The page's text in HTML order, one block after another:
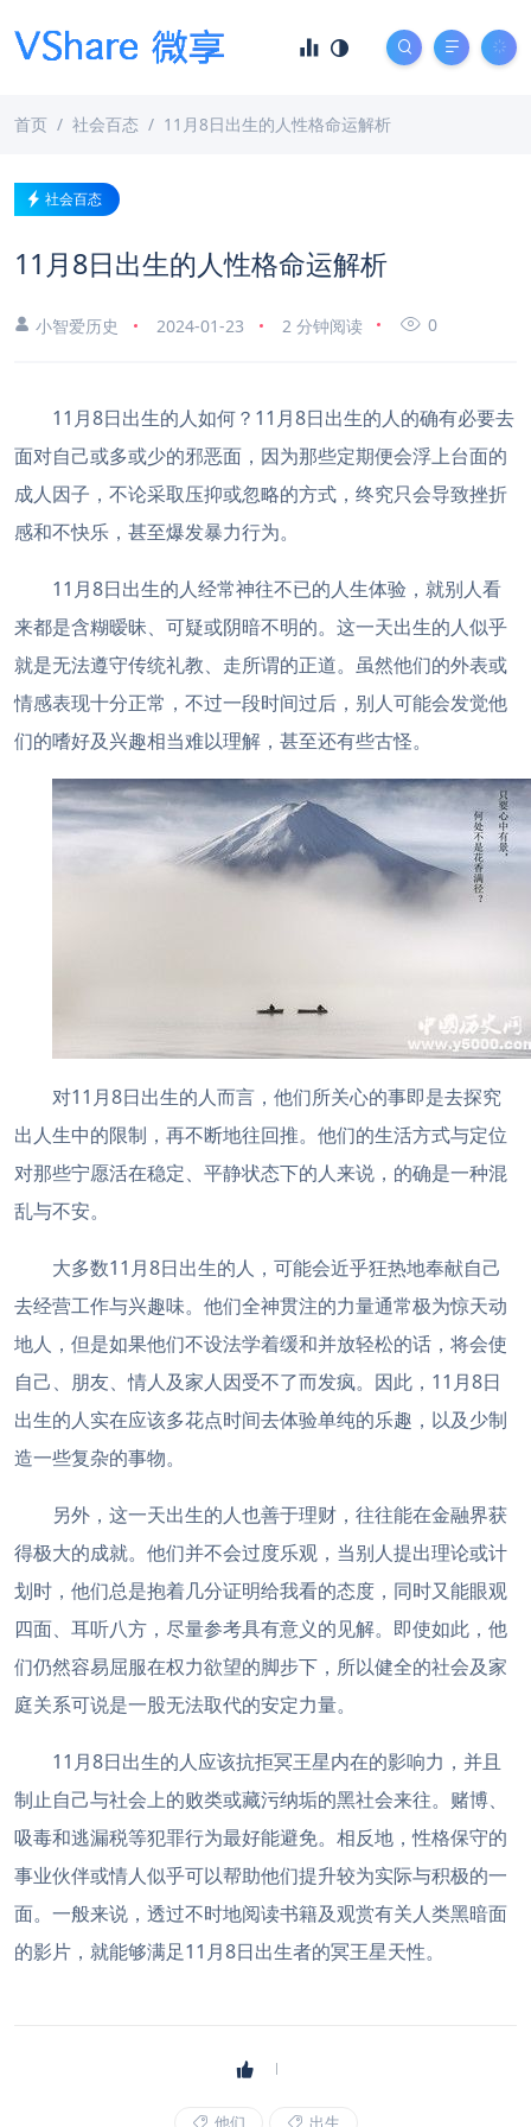
首页 社会百态 11月8日出生的人性格命运解析
社会百态
11月8日出生的人性格命运解析
小智爱历史 2024-01-23 2 分钟阅读 0
11月8日出生的人如何？11月8日出生的人的确有必要去
面对自己或多或少的邪恶面，因为那些定期便会浮上台面的
成人因子，不论采取压抑或忽略的方式，终究只会导致挫折
感和不快乐，甚至爆发暴力行为。
11月8日出生的人经常神往不已的人生体验，就别人看
来都是含糊暧昧、可疑或阴暗不明的。这一天出生的人似乎
就是无法遵守传统礼教、走所谓的正道。虽然他们的外表或
情感表现十分正常，不过一段时间过后，别人可能会发觉他
们的嗜好及兴趣相当难以理解，甚至还有些古怪。
对11月8日出生的人而言，他们所关心的事即是去探究
出人生中的限制，再不断地往回推。他们的生活方式与定位
对那些宁愿活在稳定、平静状态下的人来说，的确是一种混
乱与不安。
大多数11月8日出生的人，可能会近乎狂热地奉献自己
去经营工作与兴趣味。他们全神贯注的力量通常极为惊天动
地人，但是如果他们不设法学着缓和并放轻松的话，将会使
自己、朋友、情人及家人因受不了而发疯。因此，11月8日
出生的人实在应该多花点时间去体验单纯的乐趣，以及少制
造一些复杂的事物。
另外，这一天出生的人也善于理财，往往能在金融界获
得极大的成就。他们并不会过度乐观，当别人提出理论或计
划时，他们总是抱着几分证明给我看的态度，同时又能眼观
四面、耳听八方，尽量参考具有意义的见解。即使如此，他
们仍然容易屈服在权力欲望的脚步下，所以健全的社会及家
庭关系可说是一股无法取代的安定力量。
11月8日出生的人应该抗拒冥王星内在的影响力，并且
制止自己与社会上的败类或藏污纳垢的黑社会来往。赌博、
吸毒和逃漏税等犯罪行为最好能避免。相反地，性格保守的
事业伙伴或情人似乎可以帮助他们提升较为实际与积极的一
面。一般来说，透过不时地阅读书籍及观赏有关人类黑暗面
的影片，就能够满足11月8日出生者的冥王星天性。
他们 出生